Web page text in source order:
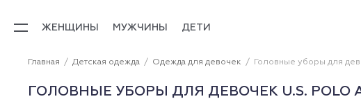
ЖЕНЩИНЫ МУЖЧИНЫ ДЕТИ
Главная Детская одежда Одежда для девочек Головные уборы для
ГОЛОВНЫЕ УБОРЫ ДЛЯ ДЕВОЧЕК U.S. POLO